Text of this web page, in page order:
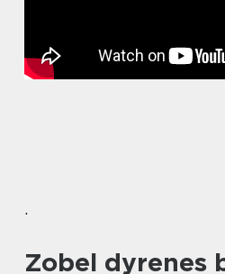
.
Zobel dyrenes